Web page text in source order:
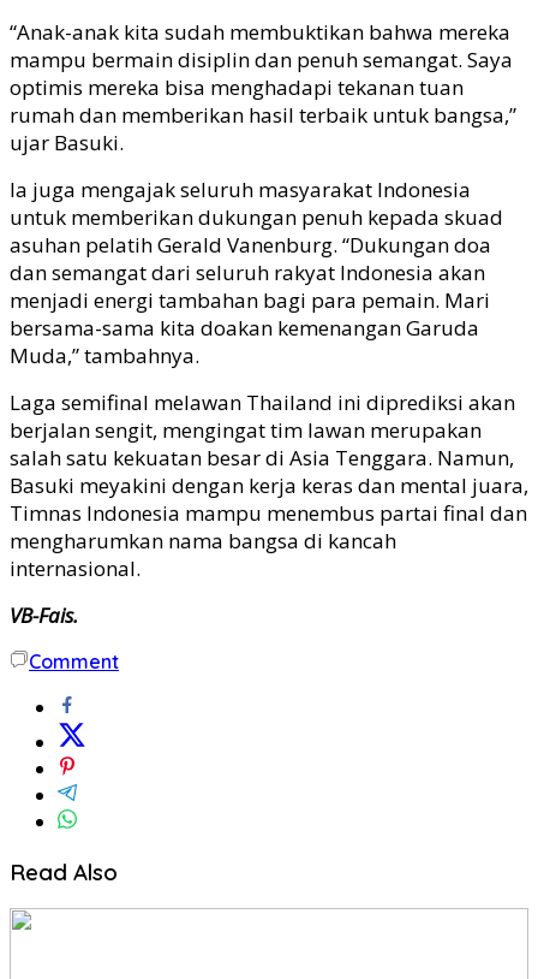
“Anak-anak kita sudah membuktikan bahwa mereka
mampu bermain disiplin dan penuh semangat. Saya
optimis mereka bisa menghadapi tekanan tuan
rumah dan memberikan hasil terbaik untuk bangsa,”
ujar Basuki.
Ia juga mengajak seluruh masyarakat Indonesia
untuk memberikan dukungan penuh kepada skuad
asuhan pelatih Gerald Vanenburg. “Dukungan doa
dan semangat dari seluruh rakyat Indonesia akan
menjadi energi tambahan bagi para pemain. Mari
bersama-sama kita doakan kemenangan Garuda
Muda,” tambahnya.
Laga semifinal melawan Thailand ini diprediksi akan
berjalan sengit, mengingat tim lawan merupakan
salah satu kekuatan besar di Asia Tenggara. Namun,
Basuki meyakini dengan kerja keras dan mental juara,
Timnas Indonesia mampu menembus partai final dan
mengharumkan nama bangsa di kancah
internasional.
VB-Fais.
Comment
Read Also